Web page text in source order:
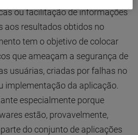
ou facilitação de informações
aos resultados obtidos no
tem o objetivo de colocar
que ameaçam a segurança de
usuárias, criadas por falhas no
implementação da aplicação.
especialmente porque
estão, provavelmente,
do conjunto de aplicações